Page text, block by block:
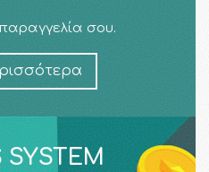
σου.
SYSTEM